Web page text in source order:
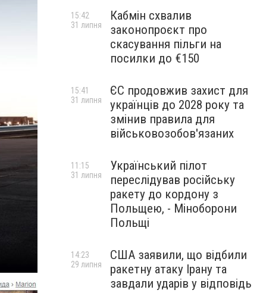
Кабмін схвалив
законопроєкт про
скасування пільги на
посилки до €150
15:42
31 липня
ЄС продовжив захист для
українців до 2028 року та
змінив правила для
військовозобов'язаних
15:41
31 липня
Український пілот
переслідував російську
ракету до кордону з
Польщею, - Міноборони
Польщі
11:15
31 липня
США заявили, що відбили
ракетну атаку Ірану та
завдали ударів у відповідь
14:23
29 липня